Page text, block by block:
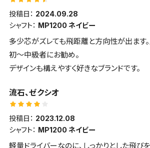
投稿日： 2024.09.28
シャフト： MP1200 ネイビー
多少芯がズレても飛距離と方向性が出ます。
初〜中級者にお勧め。
デザインも構えやすく好きなブランドです。
流石、ゼクシオ
投稿日： 2023.12.08
シャフト： MP1200 ネイビー
軽量ドライバーなのに、しっかりとした飛びを